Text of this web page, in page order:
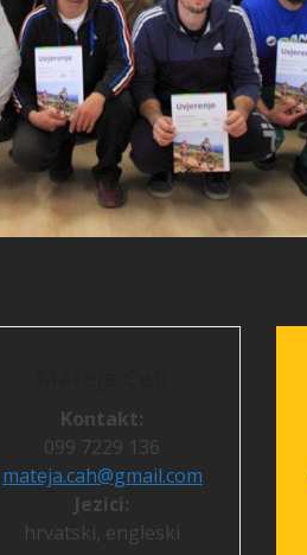
Kontakt:
099 7229 136
mateja.cah@gmail.com
Jezici:
hrvatski, engleski